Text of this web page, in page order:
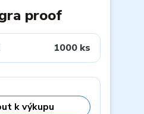
proof
1000 ks
k výkupu